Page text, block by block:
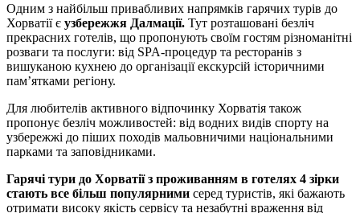
Одним з найбільш привабливих напрямків гарячих турів до
Хорватії є узбережжя Далмації. Тут розташовані безліч
прекрасних готелів, що пропонують своїм гостям різноманітні
розваги та послуги: від SPA-процедур та ресторанів з
вишуканою кухнею до організації екскурсій історичними
пам’ятками регіону.
Для любителів активного відпочинку Хорватія також
пропонує безліч можливостей: від водних видів спорту на
узбережжі до піших походів мальовничими національними
парками та заповідниками.
Гарячі тури до Хорватії з проживанням в готелях 4 зірки
стають все більш популярними серед туристів, які бажають
отримати високу якість сервісу та незабутні враження від